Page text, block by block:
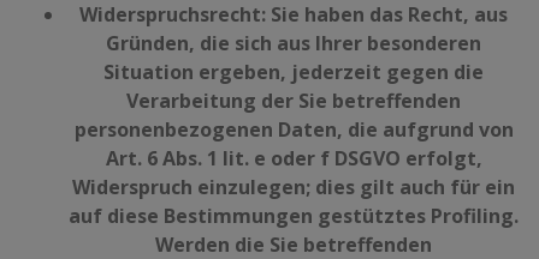
Widerspruchsrecht: Sie haben das Recht, aus
Gründen, die sich aus Ihrer besonderen
Situation ergeben, jederzeit gegen die
Verarbeitung der Sie betreffenden
personenbezogenen Daten, die aufgrund von
Art. 6 Abs. 1 lit. e oder f DSGVO erfolgt,
Widerspruch einzulegen; dies gilt auch für ein
auf diese Bestimmungen gestütztes Profiling.
Werden die Sie betreffenden